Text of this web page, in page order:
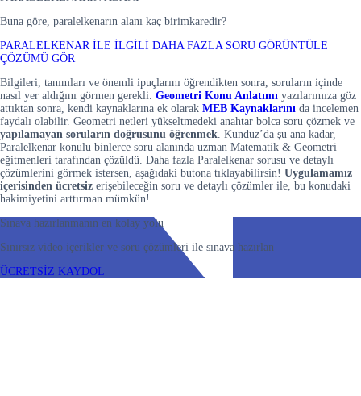
Buna göre, paralelkenarın alanı kaç birimkaredir?
PARALELKENAR İLE İLGİLİ DAHA FAZLA SORU GÖRÜNTÜLE
ÇÖZÜMÜ GÖR
Bilgileri, tanımları ve önemli ipuçlarını öğrendikten sonra, soruların içinde
nasıl yer aldığını görmen gerekli. Geometri Konu Anlatımı yazılarımıza göz
attıktan sonra, kendi kaynaklarına ek olarak MEB Kaynaklarını da incelemen
faydalı olabilir. Geometri netleri yükseltmedeki anahtar bolca soru çözmek ve
yapılamayan soruların doğrusunu öğrenmek. Kunduz’da şu ana kadar,
Paralelkenar konulu binlerce soru alanında uzman Matematik & Geometri
eğitmenleri tarafından çözüldü. Daha fazla Paralelkenar sorusu ve detaylı
çözümlerini görmek istersen, aşağıdaki butona tıklayabilirsin! Uygulamamız
içerisinden ücretsiz erişebileceğin soru ve detaylı çözümler ile, bu konudaki
hakimiyetini arttırman mümkün!
Sınava hazırlanmanın en kolay yolu
Sınırsız video içerikler ve soru çözümleri ile sınava hazırlan
ÜCRETSİZ KAYDOL